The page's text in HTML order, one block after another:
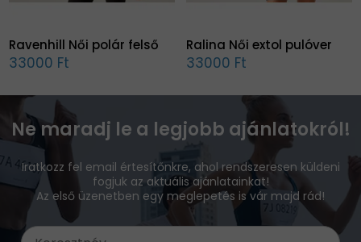
Ravenhill Női polár felső
33000 Ft
Ralina Női extol pulóver
33000 Ft
Ne maradj le a legjobb ajánlatokról!
Iratkozz fel email értesítőnkre, ahol rendszeresen küldeni
fogjuk az aktuális ajánlatainkat!
Az első üzenetben egy meglepetés is vár majd rád!